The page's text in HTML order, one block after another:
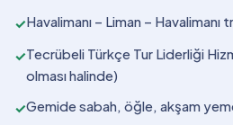
✓Havalimanı – Liman – Havalimanı
✓Tecrübeli Türkçe Tur Liderliği
olması halinde)
✓Gemide sabah, öğle, akşam